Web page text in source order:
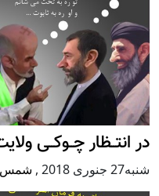
در انتــظار چــوکــی
شنبه27 جنوری 2018 , شمس